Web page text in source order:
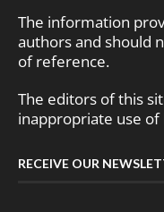
The information
authors and should
of reference.
The editors of this
inappropriate use
RECEIVE OUR